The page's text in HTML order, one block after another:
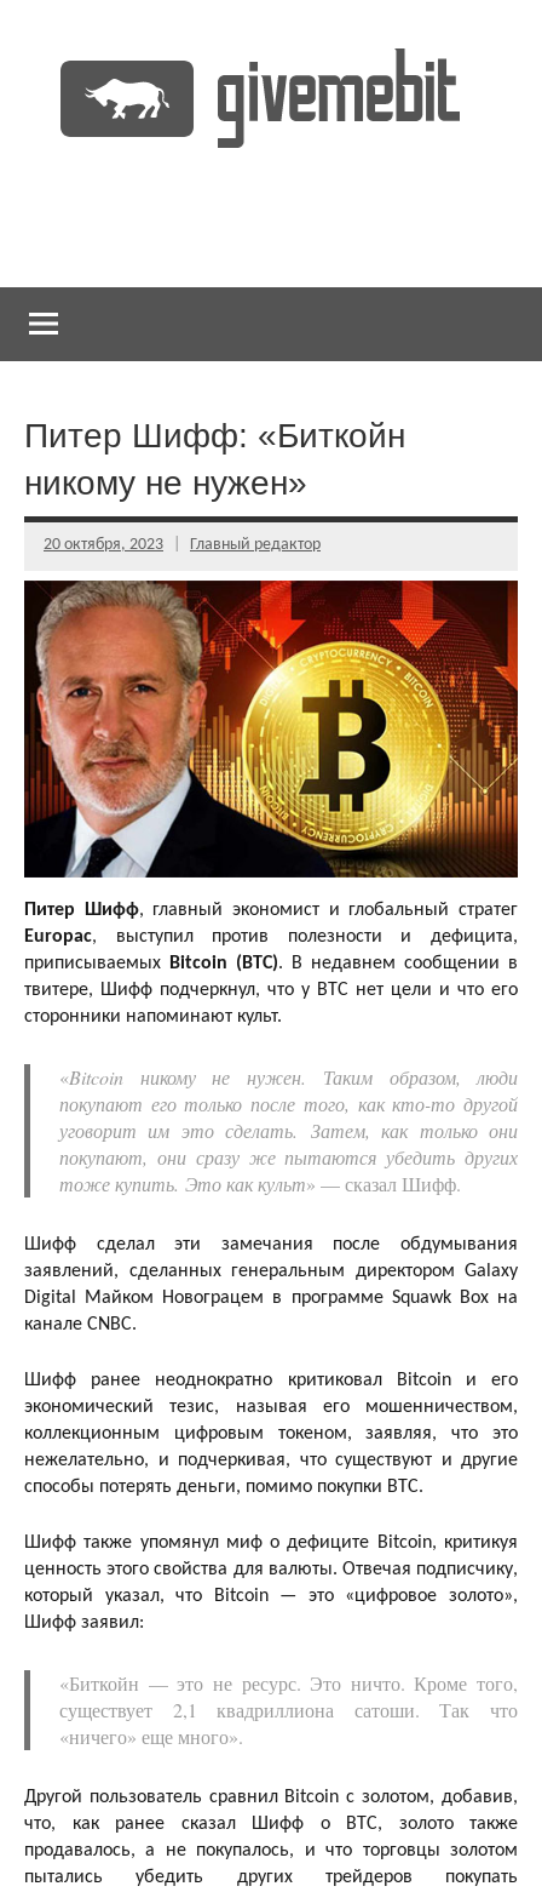
содержимому
Питер Шифф: «Биткойн
никому не нужен»
20 октября, 2023 Главный редактор
Питер Шифф, главный экономист и глобальный стратег
Europac, выступил против полезности и дефицита,
приписываемых
Bitcoin (BTC). В недавнем сообщении в
твитере, Шифф подчеркнул, что у BTC нет цели и что его
сторонники напоминают культ.
«Bitcoin никому не нужен. Таким образом, люди
покупают его только после того, как кто-то другой
уговорит им это сделать. Затем, как только они
покупают, они сразу же пытаются убедить других
тоже купить. Это как культ» — сказал Шифф.
Шифф сделал эти замечания после обдумывания
заявлений, сделанных генеральным директором Galaxy
Digital Майком Новограцем в программе Squawk Box на
канале CNBC.
Шифф ранее неоднократно критиковал Bitcoin и его
экономический тезис, называя его мошенничеством,
коллекционным цифровым токеном, заявляя, что это
нежелательно, и подчеркивая, что существуют и другие
способы потерять деньги, помимо покупки BTC.
Шифф также упомянул миф о дефиците Bitcoin, критикуя
ценность этого свойства для валюты. Отвечая подписчику,
который указал, что Bitcoin — это «цифровое золото»,
Шифф заявил:
«Биткойн — это не ресурс. Это ничто. Кроме того,
существует 2,1 квадриллиона сатоши. Так что
«ничего» еще много».
Другой пользователь сравнил Bitcoin с золотом, добавив,
что, как ранее сказал Шифф о BTC, золото также
продавалось, а не покупалось, и что торговцы золотом
пытались убедить других трейдеров покупать